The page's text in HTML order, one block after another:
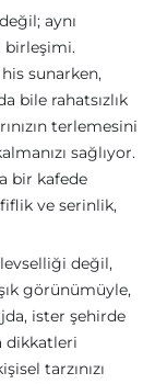
aynı
birleşimi.
his sunarken,
bile rahatsızlık
terlemesini
sağlıyor.
bir kafede
ve serinlik,
değil,
görünümüyle,
ister şehirde
dikkatleri
tarzınızı